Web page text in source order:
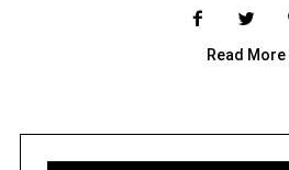
Read More